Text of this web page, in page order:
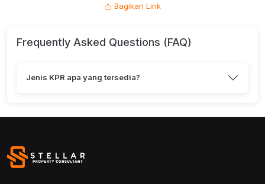
Bagikan Link
Frequently Asked Questions (FAQ)
Jenis KPR apa yang tersedia?